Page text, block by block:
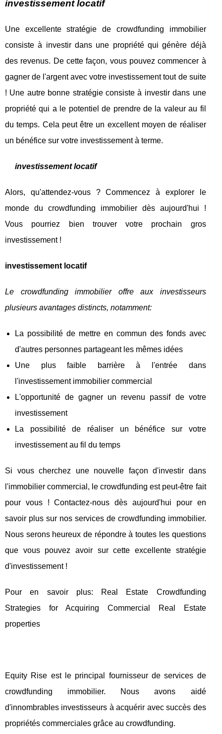
investissement locatif
Une excellente stratégie de crowdfunding immobilier
consiste à investir dans une propriété qui génère déjà
des revenus. De cette façon, vous pouvez commencer à
gagner de l'argent avec votre investissement tout de suite
! Une autre bonne stratégie consiste à investir dans une
propriété qui a le potentiel de prendre de la valeur au fil
du temps. Cela peut être un excellent moyen de réaliser
un bénéfice sur votre investissement à terme.
investissement locatif
Alors, qu'attendez-vous ? Commencez à explorer le
monde du crowdfunding immobilier dès aujourd'hui !
Vous pourriez bien trouver votre prochain gros
investissement !
investissement locatif
Le crowdfunding immobilier offre aux investisseurs
plusieurs avantages distincts, notamment:
La possibilité de mettre en commun des fonds avec
d'autres personnes partageant les mêmes idées
Une plus faible barrière à l'entrée dans
l'investissement immobilier commercial
L'opportunité de gagner un revenu passif de votre
investissement
La possibilité de réaliser un bénéfice sur votre
investissement au fil du temps
Si vous cherchez une nouvelle façon d'investir dans
l'immobilier commercial, le crowdfunding est peut-être fait
pour vous ! Contactez-nous dès aujourd'hui pour en
savoir plus sur nos services de crowdfunding immobilier.
Nous serons heureux de répondre à toutes les questions
que vous pouvez avoir sur cette excellente stratégie
d'investissement !
Pour en savoir plus: Real Estate Crowdfunding
Strategies for Acquiring Commercial Real Estate
properties
Equity Rise est le principal fournisseur de services de
crowdfunding immobilier. Nous avons aidé
d'innombrables investisseurs à acquérir avec succès des
propriétés commerciales grâce au crowdfunding.